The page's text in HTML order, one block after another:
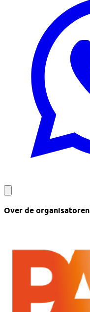
Over de organisatoren